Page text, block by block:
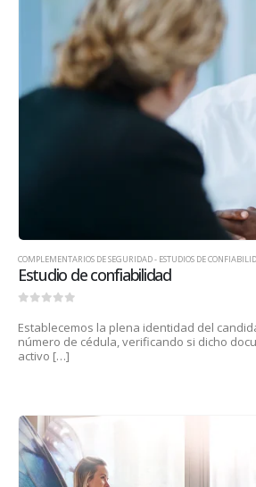
COMPLEMENTARIOS DE SEGURIDAD - ESTUDIOS DE
Estudio de confiabilidad
Establecemos la plena identidad del
número de cédula, verificando si dicho
activo […]